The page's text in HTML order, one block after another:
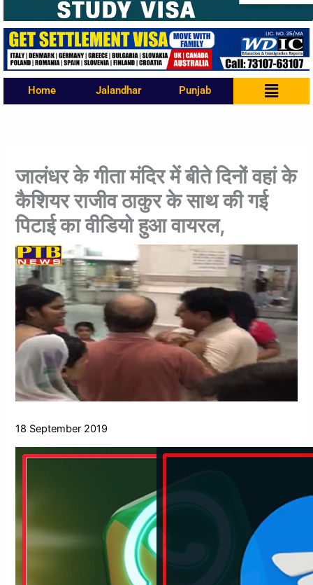
Home Jalandhar Punjab Menu
जालंधर के गीता मंदिर में बीते दिनों वहां के
कैशियर राजीव ठाकुर के साथ की गई
पिटाई का वीडियो हुआ वायरल,
18 September 2019